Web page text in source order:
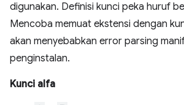
digunakan. Definisi kunci peka huruf
Mencoba memuat ekstensi dengan
akan menyebabkan error parsing
penginstalan.
Kunci alfa